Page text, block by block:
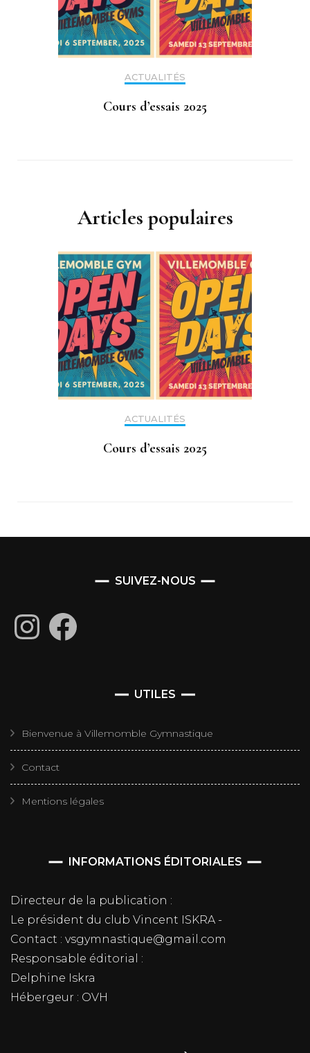
ACTUALITÉS
Cours d’essais 2025
Articles populaires
ACTUALITÉS
Cours d’essais 2025
SUIVEZ-NOUS
InstagramFacebook
UTILES
Bienvenue à Villemomble Gymnastique
Contact
Mentions légales
INFORMATIONS ÉDITORIALES
Directeur de la publication :
Le président du club Vincent ISKRA -
Contact : vsgymnastique@gmail.com
Responsable éditorial :
Delphine Iskra
Hébergeur : OVH